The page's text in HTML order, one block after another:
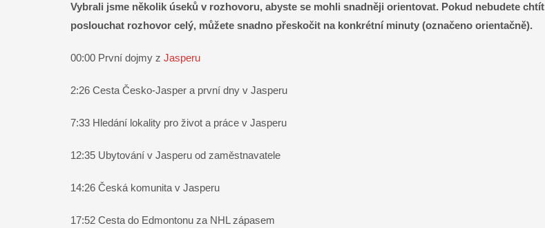
Vybrali jsme několik úseků v rozhovoru, abyste se mohli snadněji orientovat. Pokud nebudete chtít
poslouchat rozhovor celý, můžete snadno přeskočit na konkrétní minuty (označeno orientačně).
00:00 První dojmy z Jasperu
2:26 Cesta Česko-Jasper a první dny v Jasperu
7:33 Hledání lokality pro život a práce v Jasperu
12:35 Ubytování v Jasperu od zaměstnavatele
14:26 Česká komunita v Jasperu
17:52 Cesta do Edmontonu za NHL zápasem